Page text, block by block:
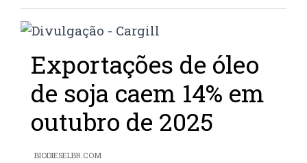
Exportações de óleo
de soja caem 14% em
outubro de 2025
BIODIESELBR.COM